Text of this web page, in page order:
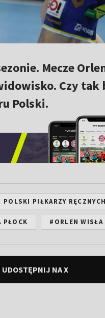
Mecze
Czy tak
Polski.
POLSKI PIŁKARZY RĘCZNYCH
PŁOCK #ORLEN WISŁA
UDOSTĘPNIJ NA X